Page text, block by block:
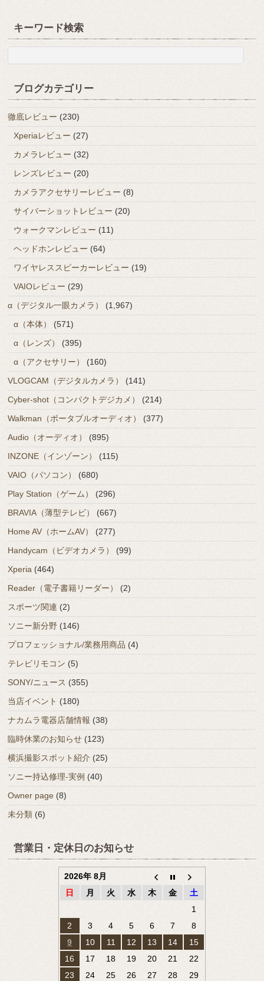
キーワード検索
ブログカテゴリー
徹底レビュー (230)
Xperiaレビュー (27)
カメラレビュー (32)
レンズレビュー (20)
カメラアクセサリーレビュー(8)
サイバーショットレビュー (20)
ウォークマンレビュー (11)
ヘッドホンレビュー (64)
ワイヤレススピーカーレビュー (19)
VAIOレビュー (29)
α（デジタル一眼カメラ）
(1,967)
α（本体）
(571)
α（レンズ）
(395)
α（アクセサリー）
(160)
VLOGCAM（デジタルカメラ）
(141)
Cyber-shot（コンパクトデジカメ）
(214)
Walkman（ポータブルオーディオ）
(377)
Audio（オーディオ）
(895)
INZONE（インゾーン）
(115)
VAIO（パソコン）
(680)
Play Station（ゲーム）
(296)
BRAVIA（薄型テレビ）
(667)
Home AV（ホームAV）
(277)
Handycam（ビデオカメラ）
(99)
Xperia (464)
Reader（電子書籍リーダー）
(2)
スポーツ関連 (2)
ソニー新分野 (146)
プロフェッショナル/業務用商品 (4)
テレビリモコン (5)
SONY/ニュース (355)
当店イベント (180)
ナカムラ電器店舗情報 (38)
臨時休業のお知らせ (123)
横浜撮影スポット紹介 (25)
ソニー持込修理-実例 (40)
Owner page (8)
未分類 (6)
営業日・定休日のお知らせ
2026年 8月
日
月 火 水 木 金
土
1
2
3 4 5 6 7
8
9
10 11 12 13 14
15
16
17 18 19 20 21
22
23
24 25 26 27 28
29